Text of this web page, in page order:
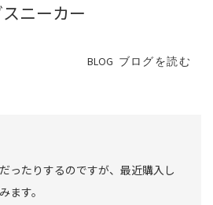
ニーカー
BLOG ブログを読む
ったりするのですが、最近購入し
ます。